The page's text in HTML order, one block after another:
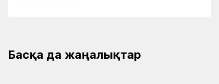
Басқа да жаңалықтар